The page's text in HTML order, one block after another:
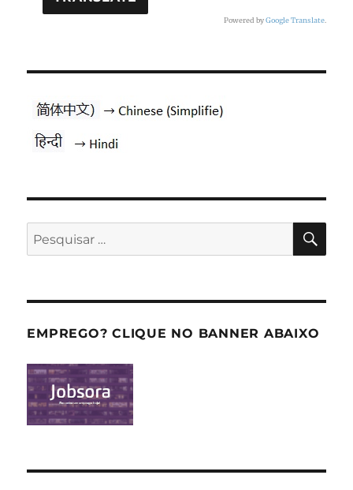
Powered byGoogle Translate.
Pesquisar
por:
EMPREGO? CLIQUE NO BANNER ABAIXO